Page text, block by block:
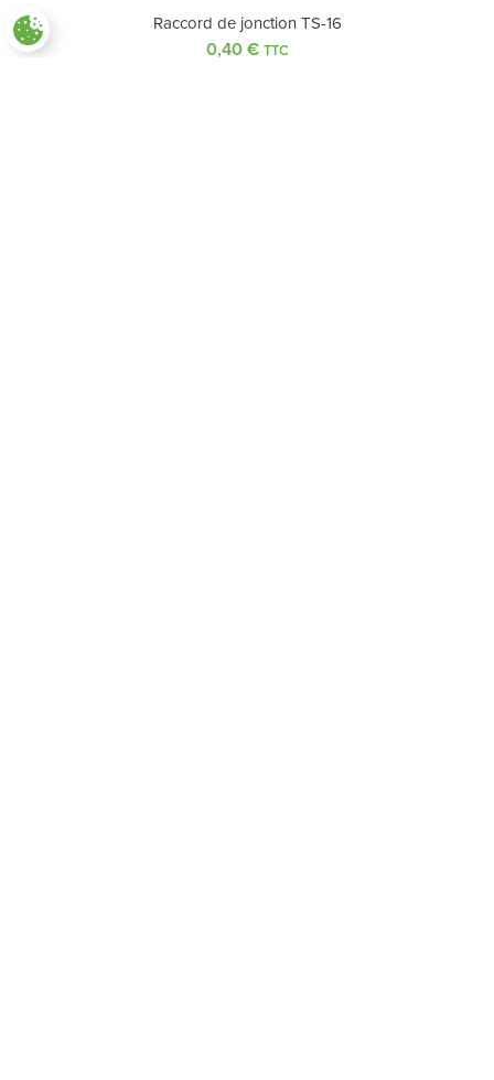
Raccord de jonction TS-16
0,40 € TTC
Paramètres des cookies